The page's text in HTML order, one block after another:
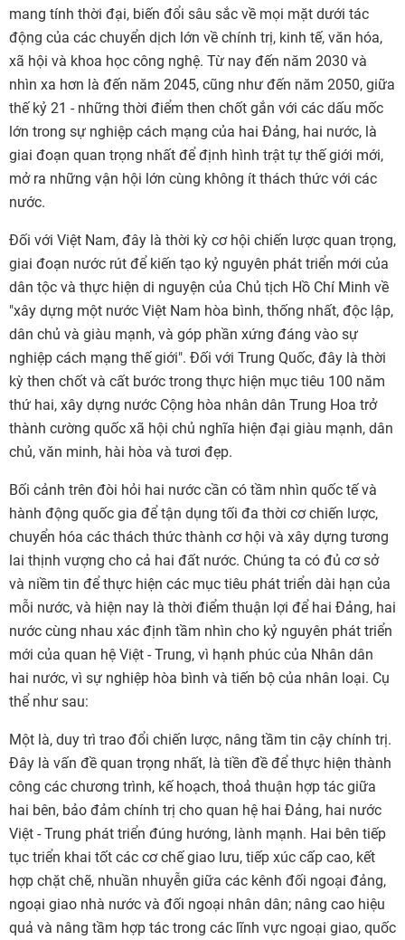
mang tính thời đại, biến đổi sâu sắc về mọi mặt dưới tác
động của các chuyển dịch lớn về chính trị, kinh tế, văn hóa,
xã hội và khoa học công nghệ. Từ nay đến năm 2030 và
nhìn xa hơn là đến năm 2045, cũng như đến năm 2050, giữa
thế kỷ 21 - những thời điểm then chốt gắn với các dấu mốc
lớn trong sự nghiệp cách mạng của hai Đảng, hai nước, là
giai đoạn quan trọng nhất để định hình trật tự thế giới mới,
mở ra những vận hội lớn cùng không ít thách thức với các
nước.
Đối với Việt Nam, đây là thời kỳ cơ hội chiến lược quan trọng,
giai đoạn nước rút để kiến tạo kỷ nguyên phát triển mới của
dân tộc và thực hiện di nguyện của Chủ tịch Hồ Chí Minh về
"xây dựng một nước Việt Nam hòa bình, thống nhất, độc lập,
dân chủ và giàu mạnh, và góp phần xứng đáng vào sự
nghiệp cách mạng thế giới". Đối với Trung Quốc, đây là thời
kỳ then chốt và cất bước trong thực hiện mục tiêu 100 năm
thứ hai, xây dựng nước Cộng hòa nhân dân Trung Hoa trở
thành cường quốc xã hội chủ nghĩa hiện đại giàu mạnh, dân
chủ, văn minh, hài hòa và tươi đẹp.
Bối cảnh trên đòi hỏi hai nước cần có tầm nhìn quốc tế và
hành động quốc gia để tận dụng tối đa thời cơ chiến lược,
chuyển hóa các thách thức thành cơ hội và xây dựng tương
lai thịnh vượng cho cả hai đất nước. Chúng ta có đủ cơ sở
và niềm tin để thực hiện các mục tiêu phát triển dài hạn của
mỗi nước, và hiện nay là thời điểm thuận lợi để hai Đảng, hai
nước cùng nhau xác định tầm nhìn cho kỷ nguyên phát triển
mới của quan hệ Việt - Trung, vì hạnh phúc của Nhân dân
hai nước, vì sự nghiệp hòa bình và tiến bộ của nhân loại. Cụ
thể như sau:
Một là, duy trì trao đổi chiến lược, nâng tầm tin cậy chính trị.
Đây là vấn đề quan trọng nhất, là tiền đề để thực hiện thành
công các chương trình, kế hoạch, thoả thuận hợp tác giữa
hai bên, bảo đảm chính trị cho quan hệ hai Đảng, hai nước
Việt - Trung phát triển đúng hướng, lành mạnh. Hai bên tiếp
tục triển khai tốt các cơ chế giao lưu, tiếp xúc cấp cao, kết
hợp chặt chẽ, nhuần nhuyễn giữa các kênh đối ngoại đảng,
ngoại giao nhà nước và đối ngoại nhân dân; nâng cao hiệu
quả và nâng tầm hợp tác trong các lĩnh vực ngoại giao, quốc